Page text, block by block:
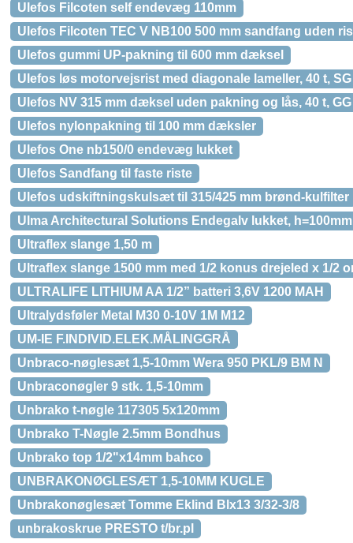
Ulefos Filcoten self endevæg 110mm
Ulefos Filcoten TEC V NB100 500 mm sandfang uden
Ulefos gummi UP-pakning til 600 mm dæksel
Ulefos løs motorvejsrist med diagonale lameller, 40 t, SG
Ulefos NV 315 mm dæksel uden pakning og lås, 40 t, GG
Ulefos nylonpakning til 100 mm dæksler
Ulefos One nb150/0 endevæg lukket
Ulefos Sandfang til faste riste
Ulefos udskiftningskulsæt til 315/425 mm brønd-kulfilter
Ulma Architectural Solutions Endegalv lukket, h=100mm
Ultraflex slange 1,50 m
Ultraflex slange 1500 mm med 1/2 konus drejeled x 1/2
ULTRALIFE LITHIUM AA 1/2” batteri 3,6V 1200 MAH
Ultralydsføler Metal M30 0-10V 1M M12
UM-IE F.INDIVID.ELEK.MÅLINGGRÅ
Unbraco-nøglesæt 1,5-10mm Wera 950 PKL/9 BM N
Unbraconøgler 9 stk. 1,5-10mm
Unbrako t-nøgle 117305 5x120mm
Unbrako T-Nøgle 2.5mm Bondhus
Unbrako top 1/2"x14mm bahco
UNBRAKONØGLESÆT 1,5-10MM KUGLE
Unbrakonøglesæt Tomme Eklind Blx13 3/32-3/8
unbrakoskrue PRESTO t/br.pl